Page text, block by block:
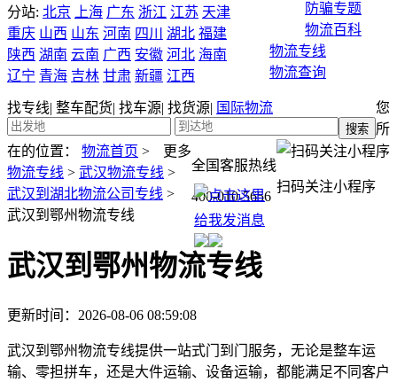
防骗专题
物流百科
物流专线
物流查询
找专线| 整车配货| 找车源| 找货源| 国际物流
全国客服热线
400-010-5656
扫码关注小程序
分站: 北京 上海 广东 浙江 江苏 天津
重庆 山西 山东 河南 四川 湖北 福建
陕西 湖南 云南 广西 安徽 河北 海南
辽宁 青海 吉林 甘肃 新疆 江西
更多
您
所
在的位置：
物流首页 >
物流专线 > 武汉物流专线 >
武汉到湖北物流公司专线 >
武汉到鄂州物流专线
武汉到鄂州物流专线
更新时间：2026-08-06 08:59:08
武汉到鄂州物流专线提供一站式门到门服务，无论是整车运
输、零担拼车，还是大件运输、设备运输，都能满足不同客户